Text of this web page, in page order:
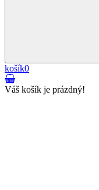
košík0
Váš košík je prázdný!